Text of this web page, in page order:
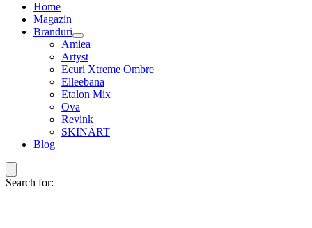
Home
Magazin
Branduri
Amiea
Artyst
Ecuri Xtreme Ombre
Elleebana
Etalon Mix
Ova
Revink
SKINART
Blog
Search for: